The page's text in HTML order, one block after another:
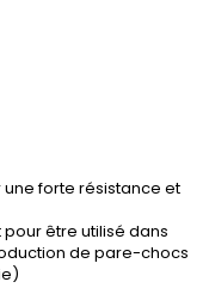
une forte résistance et
être utilisé dans
de pare-chocs